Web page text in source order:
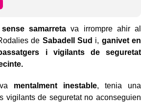
samarreta va irrompre ahir al
de Sabadell Sud i, ganivet en
i vigilants de seguretat
mentalment inestable, tenia una
vigilants de seguretat no aconseguien